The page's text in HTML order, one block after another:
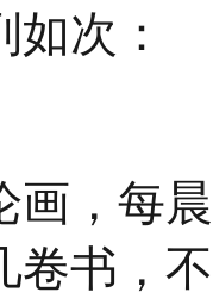
次：
画，每
卷书，